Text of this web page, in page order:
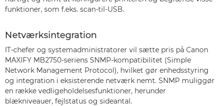
funktioner, som f.eks. scan-til-USB.
Netværksintegration
IT-chefer og systemadministratorer vil sætte pris på Canon
MAXIFY MB2750-seriens SNMP-kompatibilitet (Simple
Network Management Protocol), hvilket gør enhedsstyring
og integration i eksisterende netværk nemt. SNMP muliggør
en række vedligeholdelsesfunktioner, herunder
blækniveauer, fejlstatus og sideantal.